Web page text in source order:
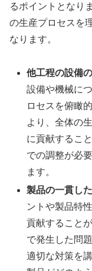
るポイントとなり
の生産プロセスを
なります。
他工程の設備
設備や機械に
ロセスを俯瞰
より、全体の
に貢献するこ
での調整が必
ます。
製品の一貫し
ントや製品特
貢献すること
で発生した問
適切な対策を